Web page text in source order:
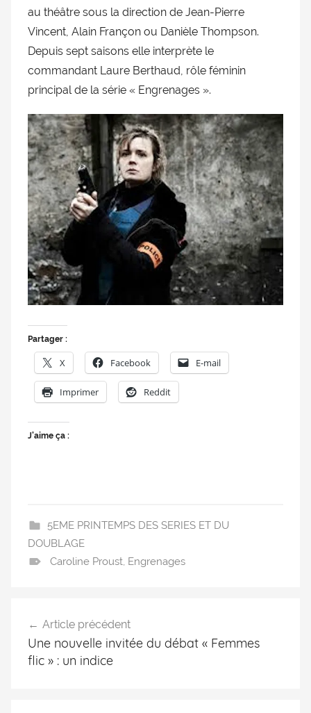
doublage
Rendez-
vous
doublage
au théâtre sous la direction de Jean-Pierre
Vincent, Alain Françon ou Danièle Thompson.
Depuis sept saisons elle interprète le
commandant Laure Berthaud, rôle féminin
principal de la série « Engrenages ».
Partager :
X Facebook E-mail
Imprimer Reddit
J’aime ça :
5EME PRINTEMPS DES SERIES ET DU
DOUBLAGE
Caroline Proust, Engrenages
Article précédent
Une nouvelle invitée du débat « Femmes
flic » : un indice